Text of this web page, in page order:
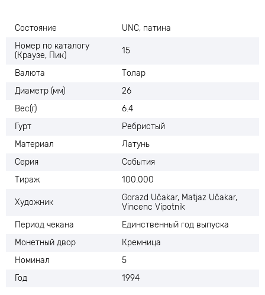
Состояние
UNC, патина
Номер по каталогу
(Краузе, Пик)
15
Валюта
Толар
Диаметр (мм)
26
Вес(г)
6.4
Гурт
Ребристый
Материал
Латунь
Серия
События
Тираж
100.000
Художник
Gorazd Učakar, Matjaz Učakar,
Vincenc Vipotnik
Период чекана
Единственный год выпуска
Монетный двор
Кремница
Номинал
5
Год
1994